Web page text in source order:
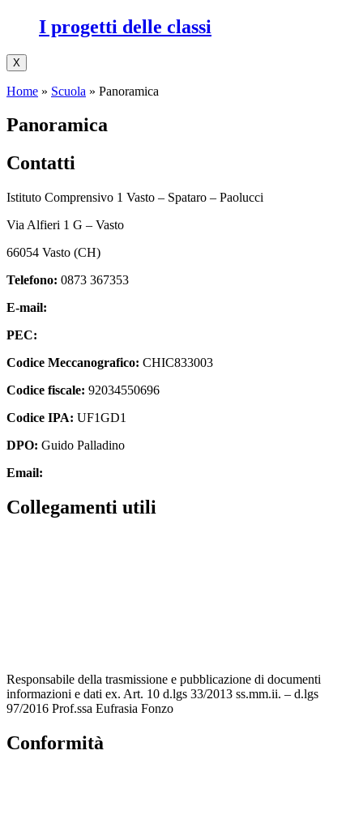
I progetti delle classi
X
Home » Scuola » Panoramica
Panoramica
Contatti
Istituto Comprensivo 1 Vasto – Spataro – Paolucci
Via Alfieri 1 G – Vasto
66054 Vasto (CH)
Telefono: 0873 367353
E-mail:
PEC:
Codice Meccanografico: CHIC833003
Codice fiscale: 92034550696
Codice IPA: UF1GD1
DPO: Guido Palladino
Email:
Collegamenti utili
Responsabile della trasmissione e pubblicazione di documenti
informazioni e dati ex. Art. 10 d.lgs 33/2013 ss.mm.ii. – d.lgs
97/2016 Prof.ssa Eufrasia Fonzo
Conformità